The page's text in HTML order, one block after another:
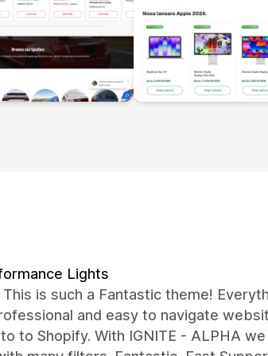
Lights
This is such a Fantastic theme!
and easy to navigate
to Shopify. With IGNITE - ALPHA